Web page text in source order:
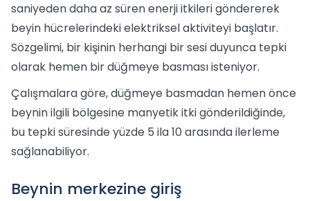
saniyeden daha az süren enerji itkileri göndererek
beyin hücrelerindeki elektriksel aktiviteyi başlatır.
Sözgelimi, bir kişinin herhangi bir sesi duyunca tepki
olarak hemen bir düğmeye basması isteniyor.
Çalışmalara göre, düğmeye basmadan hemen önce
beynin ilgili bölgesine manyetik itki gönderildiğinde,
bu tepki süresinde yüzde 5 ila 10 arasında ilerleme
sağlanabiliyor.
Beynin merkezine giriş